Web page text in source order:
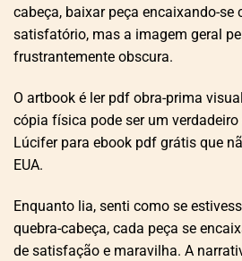
cabeça, baixar peça encaixando-se
satisfatório, mas a imagem geral
frustrantemente obscura.
O artbook é ler pdf obra-prima
cópia física pode ser um
Lúcifer para ebook pdf grátis que
EUA.
Enquanto lia, senti como se
quebra-cabeça, cada peça se
de satisfação e maravilha. A